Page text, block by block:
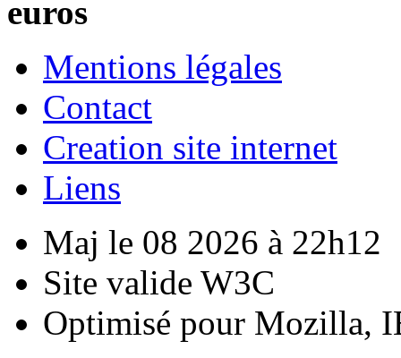
euros
Mentions légales
Contact
Creation site internet
Liens
Maj le 08 2026 à 22h12
Site valide W3C
Optimisé pour Mozilla,